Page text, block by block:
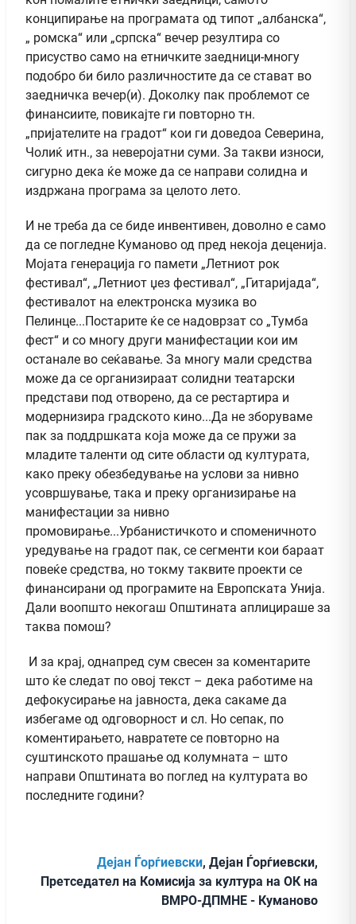
конципирање на програмата од типот „албанска“,
„ ромска“ или „српска“ вечер резултира со
присуство само на етничките заедници-многу
подобро би било различностите да се стават во
заедничка вечер(и). Доколку пак проблемот се
финансиите, повикајте ги повторно тн.
„пријателите на градот“ кои ги доведоа Северина,
Чолиќ итн., за неверојатни суми. За такви износи,
сигурно дека ќе може да се направи солидна и
издржана програма за целото лето.
И не треба да се биде инвентивен, доволно е само
да се погледне Куманово од пред некоја деценија.
Мојата генерација го памети „Летниот рок
фестивал“, „Летниот џез фестивал“, „Гитаријада“,
фестивалот на електронска музика во
Пелинце...Постарите ќе се надоврзат со „Тумба
фест“ и со многу други манифестации кои им
останале во сеќавање. За многу мали средства
може да се организираат солидни театарски
представи под отворено, да се рестартира и
модернизира градското кино...Да не зборуваме
пак за поддршката која може да се пружи за
младите таленти од сите области од културата,
како преку обезбедување на услови за нивно
усовршување, така и преку организирање на
манифестации за нивно
промовирање...Урбанистичкото и споменичното
уредување на градот пак, се сегменти кои бараат
повеќе средства, но токму таквите проекти се
финансирани од програмите на Европската Унија.
Дали воопшто некогаш Општината аплицираше за
таква помош?
И за крај, однапред сум свесен за коментарите
што ќе следат по овој текст – дека работиме на
дефокусирање на јавноста, дека сакаме да
избегаме од одговорност и сл. Но сепак, по
коментирањето, навратете се повторно на
суштинското прашање од колумната – што
направи Општината во поглед на културата во
последните години?
Дејан Ѓорѓиевски, Дејан Ѓорѓиевски,
Претседател на Комисија за култура на ОК на
ВМРО-ДПМНЕ - Куманово